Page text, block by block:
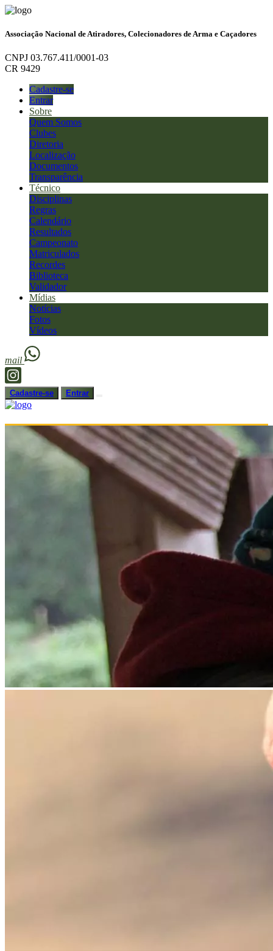
Associação Nacional de Atiradores, Colecionadores de Arma e Caçadores
CNPJ 03.767.411/0001-03
CR 9429
Cadastre-se
Entrar
Sobre
Quem Somos
Clubes
Diretoria
Localização
Documentos
Transparência
Técnico
Disciplinas
Regras
Calendário
Resultados
Campeonato
Matriculados
Recordes
Biblioteca
Validador
Mídias
Notícias
Fotos
Vídeos
mail
Cadastre-se Entrar